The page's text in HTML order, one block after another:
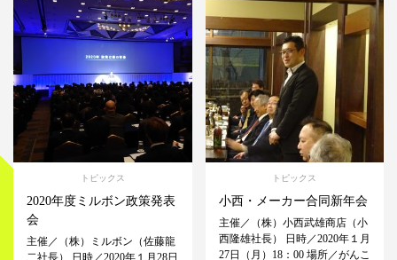
トピックス
2020年度ミルボン政策発表
会
主催／（株）ミルボン（佐藤龍
二社長） 日時／2020年１月28日
トピックス
小西・メーカー合同新年会
主催／（株）小西武雄商店（小
西隆雄社長） 日時／2020年１月
27日（月）18：00 場所／がんこ